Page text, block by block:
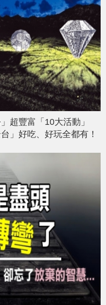
超豐富「10大活動」
」好吃、好玩全都有！